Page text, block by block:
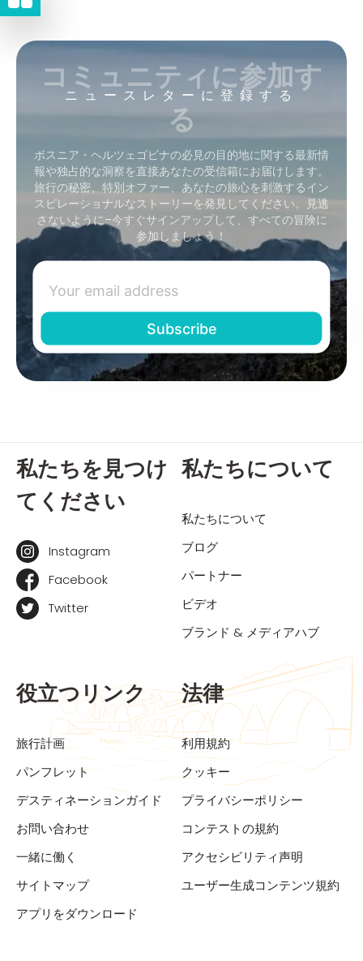
ニュースレターに登録する
コミュニティに参加す
る
ボスニア・ヘルツェゴビナの必見の目的地に関する最新情
報や独占的な洞察を直接あなたの受信箱にお届けします。
旅行の秘密、特別オファー、あなたの旅心を刺激するイン
スピレーショナルなストーリーを発見してください。見逃
さないように–今すぐサインアップして、すべての冒険に
参加しましょう！
私たちを見つけ
てください
Instagram
Facebook
Twitter
私たちについて
私たちについて
ブログ
パートナー
ビデオ
ブランド & メディアハブ
役立つリンク
旅行計画
パンフレット
デスティネーションガイド
お問い合わせ
一緒に働く
サイトマップ
アプリをダウンロード
法律
利用規約
クッキー
プライバシーポリシー
コンテストの規約
アクセシビリティ声明
ユーザー生成コンテンツ規約